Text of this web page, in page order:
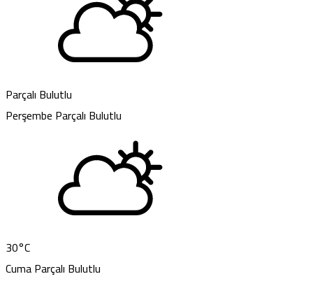
Parçalı Bulutlu
Perşembe Parçalı Bulutlu
30°C
CumaParçalı Bulutlu